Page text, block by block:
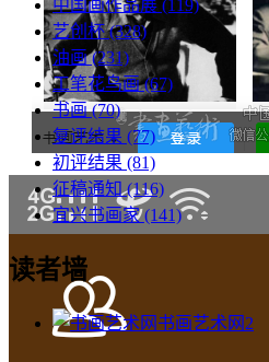
中国画作品展 (119)
艺创杯(328)
油画(231)
工笔花鸟画(67)
书画(70)
复评结果 (77)
初评结果 (81)
征稿通知(116)
宜兴书画家(141)
读者墙
书画艺术网 2